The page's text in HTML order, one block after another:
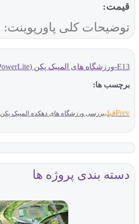
قیمت:
توضیحات کلی پاورپوینت:
E13-ورزشگاه های المپیک پکن (NXPowerLite)
برچسب ها:
Prevقبلیبررسی ورزشگاه های دهکده المپیک پکن
دسته بندی پروژه ها